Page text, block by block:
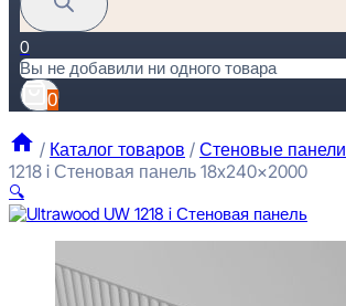
0
Вы не добавили ни одного товара
0
/ Каталог товаров / Стеновые панели
1218 i Стеновая панель 18x240x2000
🔍